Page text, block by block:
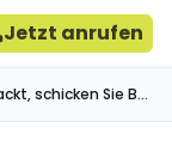
Jetzt anrufen
„Ich habe Ihre Webcam gehackt, schicken Sie BTC": Wie ich die E-Mail entschärft habe, die mich 3 schlaflose Nächte kostete